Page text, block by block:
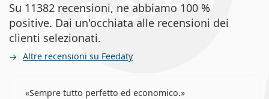
Su 11382 recensioni, ne abbiamo 100 %
positive. Dai un'occhiata alle recensioni dei
clienti selezionati.
Altre recensioni su Feedaty
Sempre tutto perfetto ed economico.